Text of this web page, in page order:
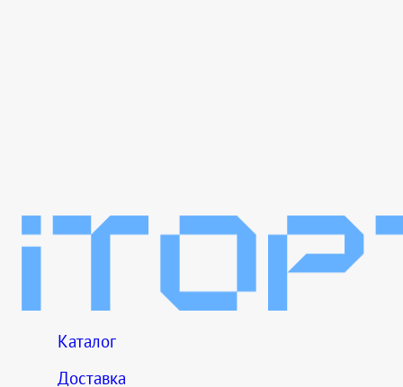
Каталог
Доставка